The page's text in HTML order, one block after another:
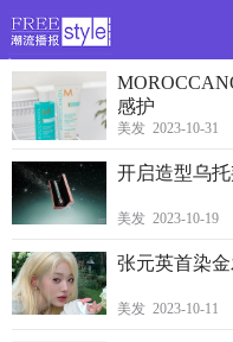
>
感护
美发 2023-10-31
开启造型乌
美发 2023-10-19
张元英首染
美发 2023-10-11